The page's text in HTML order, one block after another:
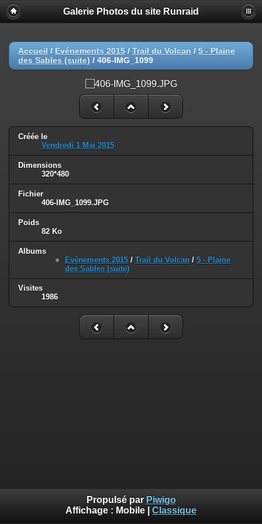
Galerie Photos du site Runraid
Accueil / Evénements 2015 / Trail du Volcan / 5 - Plaine
des Sables (suite) / 406-IMG_1099
Créée le
Vendredi 1 Mai 2015
Dimensions
320*480
Fichier
406-IMG_1099.JPG
Poids
82 Ko
Albums
Evénements 2015 / Trail du Volcan / 5 - Plaine
des Sables (suite)
Visites
1986
Propulsé par Piwigo
Affichage : Mobile Classique